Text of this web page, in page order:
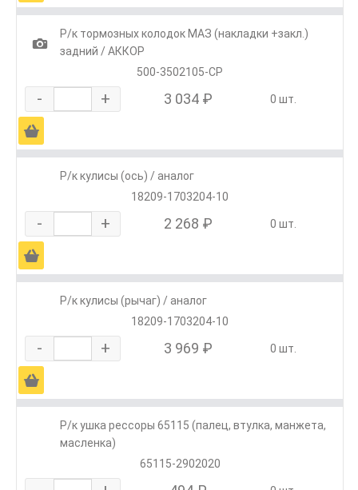
1
Р/к тормозных колодок МАЗ (накладки +закл.)
задний / АККОР
500-3502105-СР
- + 3 034 ₽ 0 шт.
Ä
Р/к кулисы (ось) / аналог
18209-1703204-10
- + 2 268 ₽ 0 шт.
Ä
Р/к кулисы (рычаг) / аналог
18209-1703204-10
- + 3 969 ₽ 0 шт.
Ä
Р/к ушка рессоры 65115 (палец, втулка, манжета,
масленка)
65115-2902020